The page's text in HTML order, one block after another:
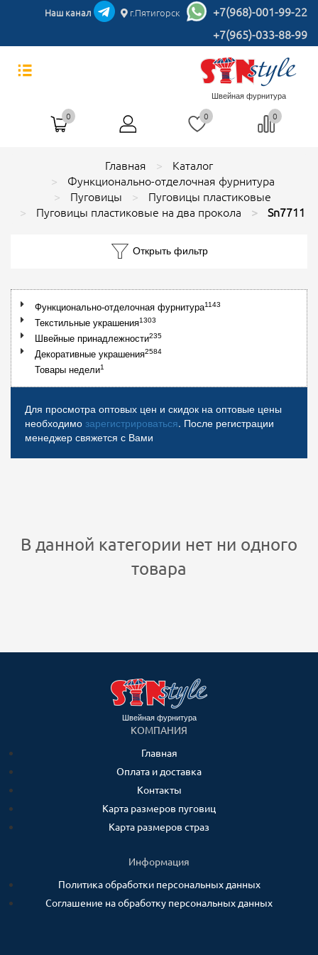
Наш канал г.Пятигорск
+7(968)-001-99-22
+7(965)-033-88-99
Швейная фурнитура
0 0 0
Главная
Каталог
Функционально-отделочная фурнитура
Пуговицы
Пуговицы пластиковые
Пуговицы пластиковые на два прокола
Sn7711
Открыть фильтр
Функционально-отделочная фурнитура1143
Текстильные украшения1303
Швейные принадлежности235
Декоративные украшения2584
Товары недели1
Для просмотра оптовых цен и скидок на оптовые цены
необходимо зарегистрироваться. После регистрации
менеджер свяжется с Вами
В данной категории нет ни одного
товара
Швейная фурнитура
КОМПАНИЯ
Главная
Оплата и доставка
Контакты
Карта размеров пуговиц
Карта размеров страз
Информация
Политика обработки персональных данных
Соглашение на обработку персональных данных